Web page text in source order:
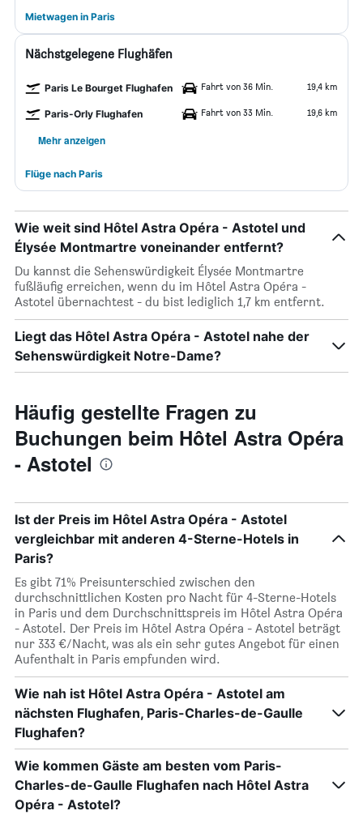
Mietwagen in Paris
Nächstgelegene Flughäfen
Paris Le Bourget Flughafen Fahrt von 36 Min. 19,4 km
Paris-Orly Flughafen Fahrt von 33 Min. 19,6 km
Mehr anzeigen
Flüge nach Paris
Wie weit sind Hôtel Astra Opéra - Astotel und
Élysée Montmartre voneinander entfernt?
Du kannst die Sehenswürdigkeit Élysée Montmartre
fußläufig erreichen, wenn du im Hôtel Astra Opéra -
Astotel übernachtest - du bist lediglich 1,7 km entfernt.
Liegt das Hôtel Astra Opéra - Astotel nahe der
Sehenswürdigkeit Notre-Dame?
Häufig gestellte Fragen zu
Buchungen beim Hôtel Astra Opéra
- Astotel
Ist der Preis im Hôtel Astra Opéra - Astotel
vergleichbar mit anderen 4-Sterne-Hotels in
Paris?
Es gibt 71% Preisunterschied zwischen den
durchschnittlichen Kosten pro Nacht für 4-Sterne-Hotels
in Paris und dem Durchschnittspreis im Hôtel Astra Opéra
- Astotel. Der Preis im Hôtel Astra Opéra - Astotel beträgt
nur 333 €/Nacht, was als ein sehr gutes Angebot für einen
Aufenthalt in Paris empfunden wird.
Wie nah ist Hôtel Astra Opéra - Astotel am
nächsten Flughafen, Paris-Charles-de-Gaulle
Flughafen?
Wie kommen Gäste am besten vom Paris-
Charles-de-Gaulle Flughafen nach Hôtel Astra
Opéra - Astotel?